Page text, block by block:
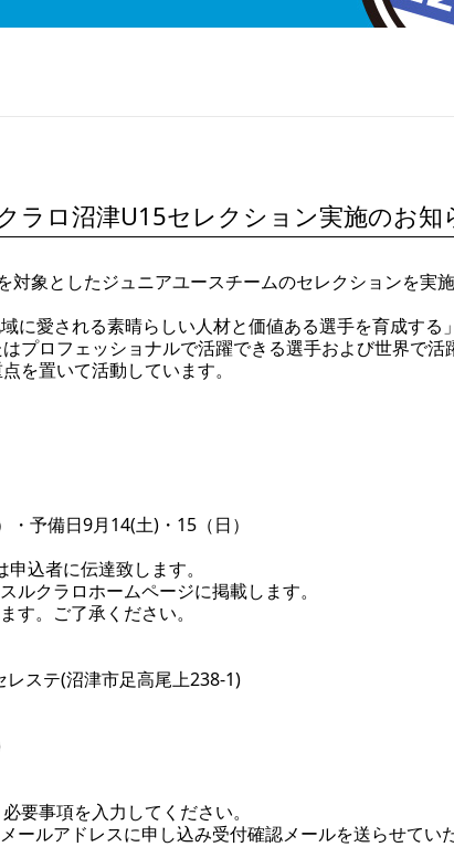
ラロ沼津U15セレクション実施のお知
対象としたジュニアユースチームのセレクションを実
に愛される素晴らしい人材と価値ある選手を育成する
プロフェッショナルで活躍できる選手および世界で活
を置いて活動しています。
予備日9月14(土)・15（日）
申込者に伝達致します。
クラロホームページに掲載します。
す。ご了承ください。
ステ(沼津市足高尾上238-1)
要事項を入力してください。
ルアドレスに申し込み受付確認メールを送らせてい